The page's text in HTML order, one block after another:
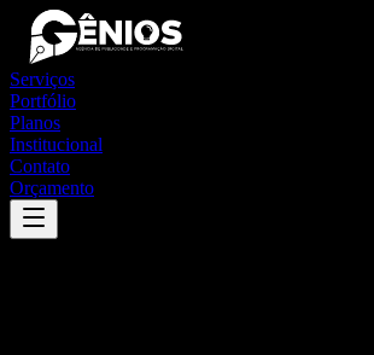
Serviços
Portfólio
Planos
Institucional
Contato
Orçamento